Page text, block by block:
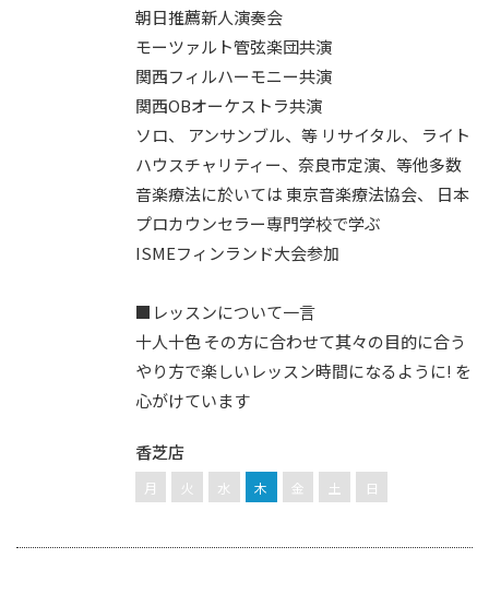
朝日推薦新人演奏会
モーツァルト管弦楽団共演
関西フィルハーモニー共演
関西OBオーケストラ共演
ソロ、 アンサンブル、等 リサイタル、 ライト
ハウスチャリティー、奈良市定演、等他多数
音楽療法に於いては 東京音楽療法協会、 日本
プロカウンセラー専門学校で学ぶ
ISMEフィンランド大会参加
■レッスンについて一言
十人十色 その方に合わせて其々の目的に合う
やり方で楽しいレッスン時間になるように! を
心がけています
香芝店
月 火 水 木 金 土 日